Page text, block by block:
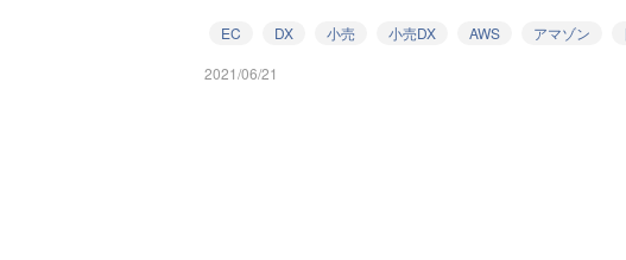
EC DX 小売 小売DX AWS アマゾン
2021/06/21